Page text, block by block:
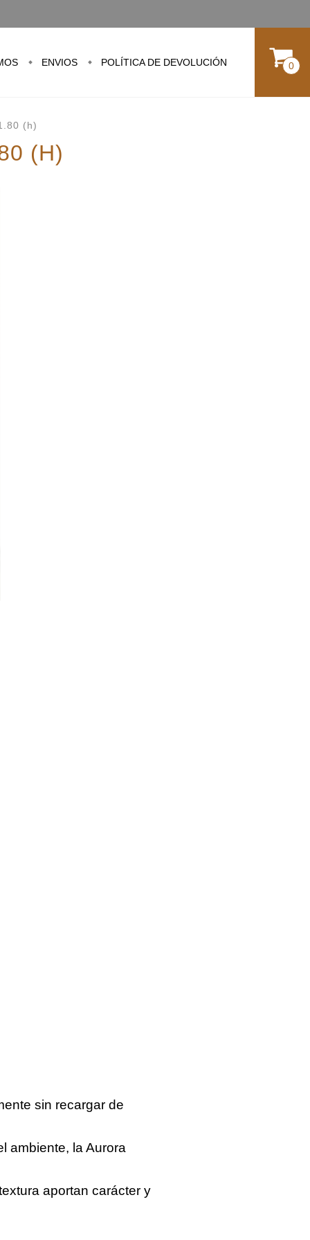
ENVIOS POLÍTICA DE DEVOLUCIÓN 0
(h)
(h)
sin recargar de
ambiente, la Aurora
aportan carácter y